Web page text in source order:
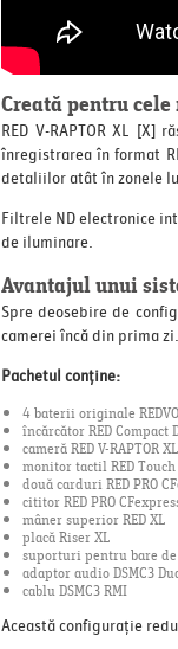
Creată pentru
RED V-RAPTOR XL
înregistrarea în format
detaliilor atât în zonele
Filtrele ND electronice
de iluminare.
Avantajul unui
Spre deosebire de
camerei încă din prima zi.
Pachetul conține:
4 baterii originale
încărcător RED Compact
cameră RED V-RAPTOR
monitor tactil RED
două carduri RED PRO
cititor RED PRO
mâner superior RED XL
placă Riser XL
suporturi pentru bare de
adaptor audio DSMC3
cablu DSMC3 RMI
Această configurație